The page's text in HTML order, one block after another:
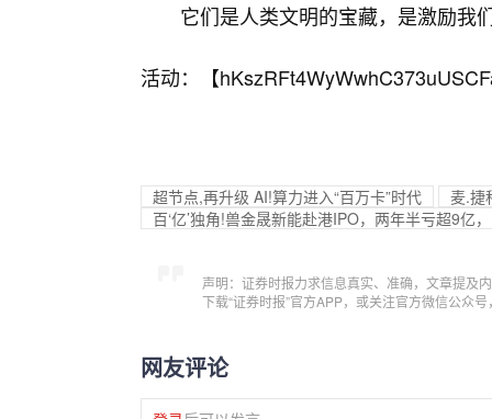
它们是人类文明的宝藏，是激励我
活动：【
超节点,再升级 AI!算力进入“百万卡”时代
麦.捷
百‘亿’独角!兽金晟新能赴港IPO，两年半亏超9亿
声明：证券时报力求信息真实、准确，文章提及
下载“证券时报”官方APP，或关注官方微信公众
网友评论